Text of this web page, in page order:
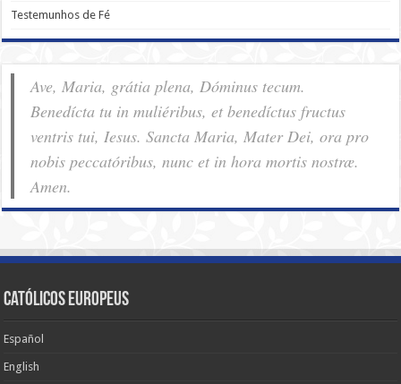
Testemunhos de Fé
Ave, Maria, grátia plena, Dóminus tecum.
Benedícta tu in muliéribus, et benedíctus fructus
ventris tui, Iesus. Sancta Maria, Mater Dei, ora pro
nobis pec­ca­tóribus, nunc et in hora mortis nostræ.
Amen.
Católicos Europeus
Español
English